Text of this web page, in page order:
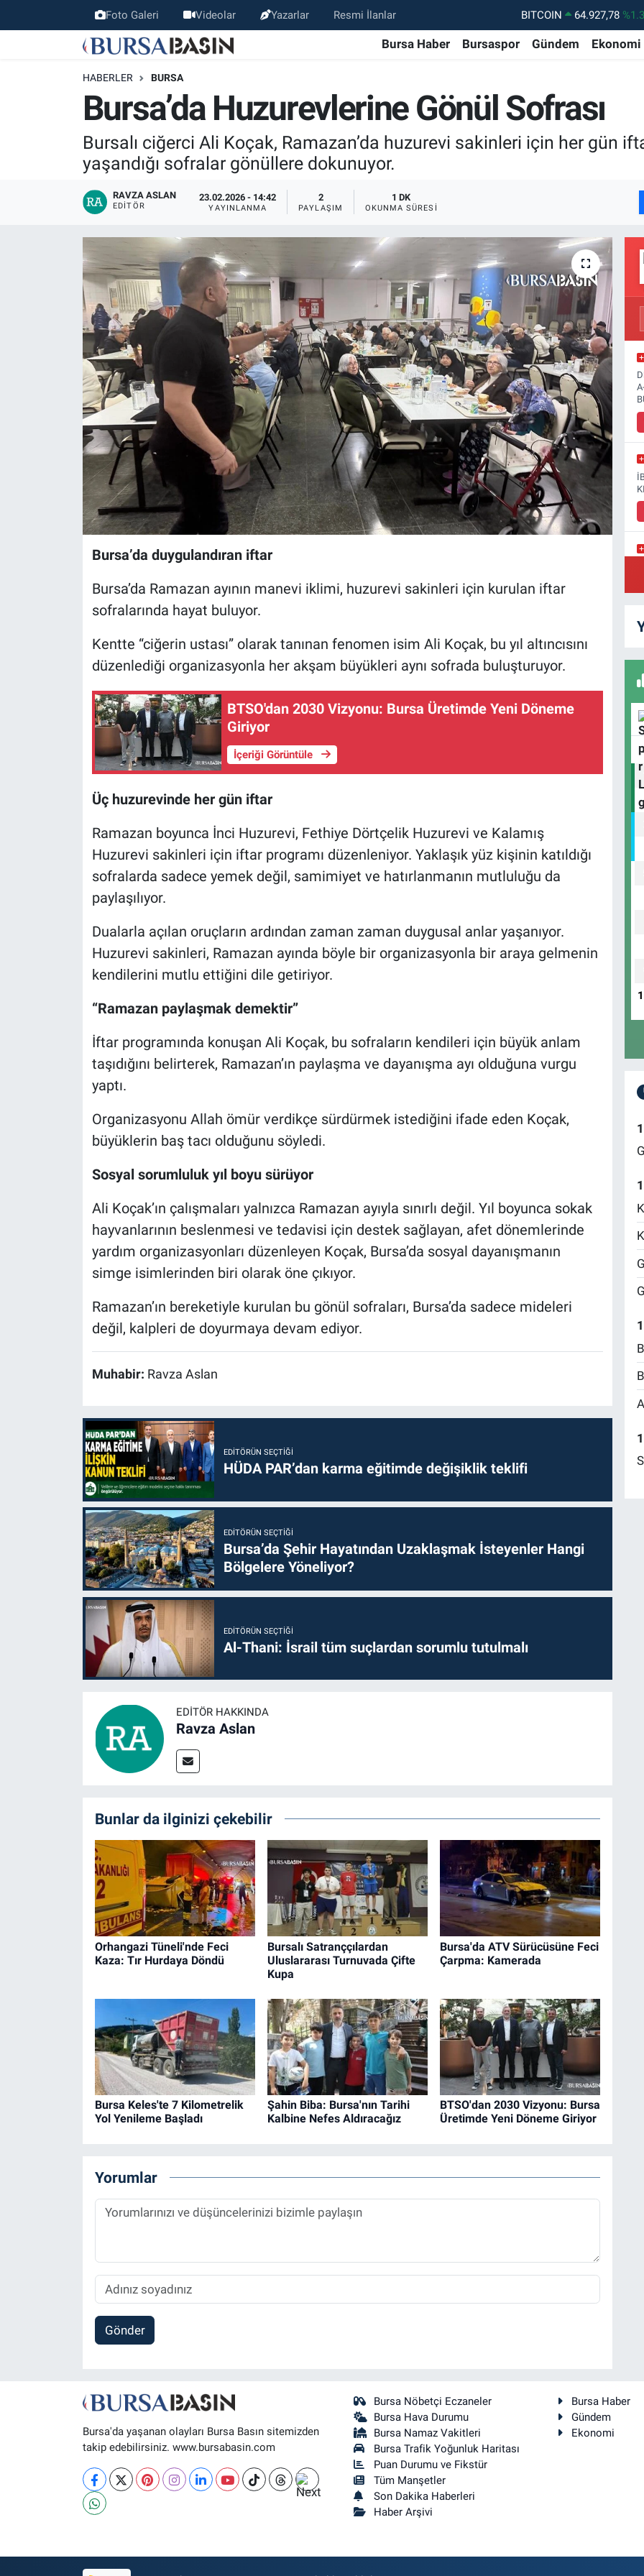
Foto Galeri Videolar Yazarlar Resmi İlanlar DOLAR 47,5894
EURO
55,0398 %-0.02
GRAM ALTIN
BİST100
13.703
Bursa Haber Bursaspor Gündem Ekonomi
HABERLER BURSA
Bursa’da Huzurevlerine Gönül Sofrası
Bursalı ciğerci Ali Koçak, Ramazan’da huzurevi sakinleri için her gün
yaşandığı sofralar gönüllere dokunuyor.
RAVZA ASLAN
EDITÖR
23.02.2026 - 14:42
YAYINLANMA
2
PAYLAŞIM
1 DK
OKUNMA SÜRESI
Bursa’da duygulandıran iftar
Bursa’da Ramazan ayının manevi iklimi, huzurevi sakinleri için kurulan iftar
sofralarında hayat buluyor.
Kentte “ciğerin ustası” olarak tanınan fenomen isim Ali Koçak, bu yıl altıncısını
düzenlediği organizasyonla her akşam büyükleri aynı sofrada buluşturuyor.
BTSO'dan 2030 Vizyonu: Bursa Üretimde Yeni Döneme
Giriyor
İçeriği Görüntüle
Üç huzurevinde her gün iftar
Ramazan boyunca İnci Huzurevi, Fethiye Dörtçelik Huzurevi ve Kalamış
Huzurevi sakinleri için iftar programı düzenleniyor. Yaklaşık yüz kişinin katıldığı
sofralarda sadece yemek değil, samimiyet ve hatırlanmanın mutluluğu da
paylaşılıyor.
Dualarla açılan oruçların ardından zaman zaman duygusal anlar yaşanıyor.
Huzurevi sakinleri, Ramazan ayında böyle bir organizasyonla bir araya gelmenin
kendilerini mutlu ettiğini dile getiriyor.
“Ramazan paylaşmak demektir”
İftar programında konuşan Ali Koçak, bu sofraların kendileri için büyük anlam
taşıdığını belirterek, Ramazan’ın paylaşma ve dayanışma ayı olduğuna vurgu
yaptı.
Organizasyonu Allah ömür verdikçe sürdürmek istediğini ifade eden Koçak,
büyüklerin baş tacı olduğunu söyledi.
Sosyal sorumluluk yıl boyu sürüyor
Ali Koçak’ın çalışmaları yalnızca Ramazan ayıyla sınırlı değil. Yıl boyunca sokak
hayvanlarının beslenmesi ve tedavisi için destek sağlayan, afet dönemlerinde
yardım organizasyonları düzenleyen Koçak, Bursa’da sosyal dayanışmanın
simge isimlerinden biri olarak öne çıkıyor.
Ramazan’ın bereketiyle kurulan bu gönül sofraları, Bursa’da sadece mideleri
değil, kalpleri de doyurmaya devam ediyor.
Muhabir: Ravza Aslan
EDITÖRÜN SEÇTIĞI
HÜDA PAR’dan karma eğitimde değişiklik teklifi
EDITÖRÜN SEÇTIĞI
Bursa’da Şehir Hayatından Uzaklaşmak İsteyenler Hangi
Bölgelere Yöneliyor?
EDITÖRÜN SEÇTIĞI
Al-Thani: İsrail tüm suçlardan sorumlu tutulmalı
EDITÖR HAKKINDA
Ravza Aslan
Bunlar da ilginizi çekebilir
Orhangazi Tüneli'nde Feci
Kaza: Tır Hurdaya Döndü
Bursalı Satranççılardan
Uluslararası Turnuvada Çifte
Kupa
Bursa'da ATV Sürücüsüne Feci
Çarpma: Kamerada
Bursa Keles'te 7 Kilometrelik
Yol Yenileme Başladı
Şahin Biba: Bursa'nın Tarihi
Kalbine Nefes Aldıracağız
BTSO'dan 2030 Vizyonu: Bursa
Üretimde Yeni Döneme Giriyor
Yorumlar
Gönder
Bursa'da yaşanan olayları Bursa Basın sitemizden
takip edebilirsiniz. www.bursabasin.com
Bursa Nöbetçi Eczaneler
Bursa Hava Durumu
Bursa Namaz Vakitleri
Bursa Trafik Yoğunluk Haritası
Puan Durumu ve Fikstür
Tüm Manşetler
Son Dakika Haberleri
Haber Arşivi
Bursa Haber
Gündem
Ekonomi
Bursa Haber
Bilim, Teknoloji
KÜLTÜR-SANAT
Bursaspor
Gündem
Ekonomi
Teknoloji
Magazin
Bursa Nöbetçi Eczaneler
Bursa Hava Durumu
Bursa Trafik Yoğunluk Haritası
Süper Lig Puan Durumu ve Fikstür
Tüm Manşetler
Son Dakika Haberleri
Haber Arşivi